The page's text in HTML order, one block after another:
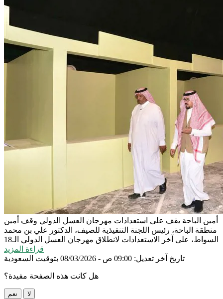
أمين الباحة يقف على استعدادات مهرجان العسل الدولي وقف أمين
منطقة الباحة، رئيس اللجنة التنفيذية للصيف، الدكتور علي بن محمد
السواط، على آخر الاستعدادات لانطلاق مهرجان العسل الدولي الـ18
قراءة المزيد
تاريخ آخر تعديل: 09:00 ص - 08/03/2026 بتوقيت السعودية
هل كانت هذه الصفحة مفيدة؟
نعم لا